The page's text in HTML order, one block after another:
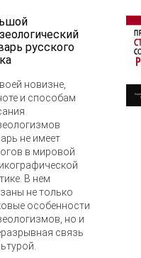
русского
новизне,
и способам
не имеет
в мировой
В нем
не только
особенности
но и
связь